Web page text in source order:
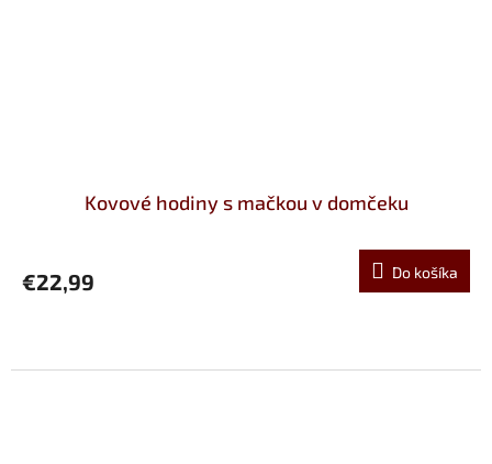
Kovové hodiny s mačkou v domčeku
€22,99 Do košíka